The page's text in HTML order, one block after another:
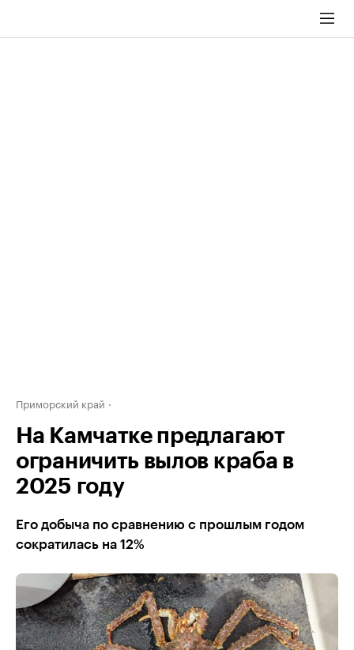
Приморский край
На Камчатке предлагают
ограничить вылов краба в
2025 году
Его добыча по сравнению с прошлым годом
сократилась на 12%